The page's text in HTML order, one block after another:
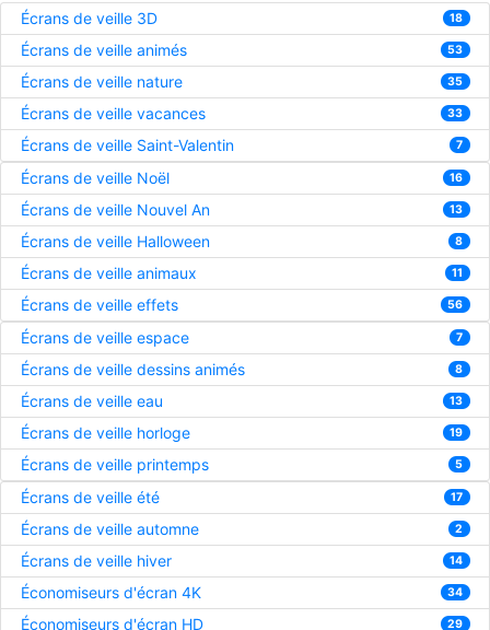
Écrans de veille 3D 18
Écrans de veille animés 53
Écrans de veille nature 35
Écrans de veille vacances 33
Écrans de veille Saint-Valentin 7
Écrans de veille Noël 16
Écrans de veille Nouvel An 13
Écrans de veille Halloween 8
Écrans de veille animaux 11
Écrans de veille effets 56
Écrans de veille espace 7
Écrans de veille dessins animés 8
Écrans de veille eau 13
Écrans de veille horloge 19
Écrans de veille printemps 5
Écrans de veille été 17
Écrans de veille automne 2
Écrans de veille hiver 14
Économiseurs d'écran 4K 34
Économiseurs d'écran HD 29